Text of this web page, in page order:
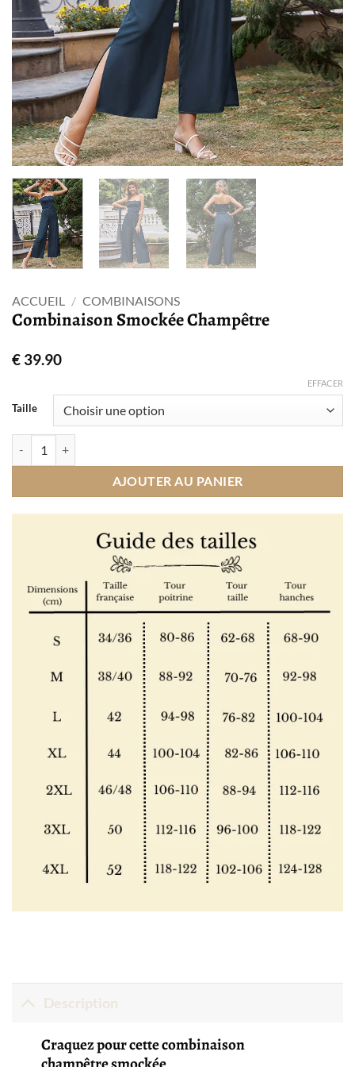
ACCUEIL / COMBINAISONS
Combinaison Smockée Champêtre
€ 39.90
Taille
EFFACER
AJOUTER AU PANIER
Description
Craquez pour cette combinaison